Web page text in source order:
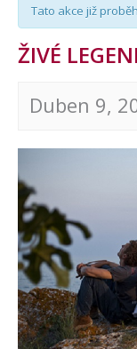
Tato akce již
ŽIVÉ
Duben 9,
Navigace
pro
akce